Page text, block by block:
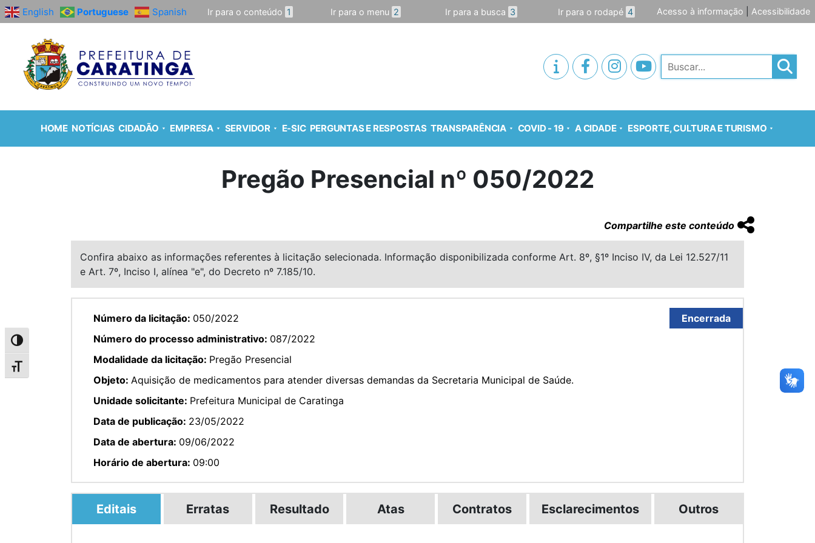
Alternar alto contraste
Alternar tamanho da fonte
English Portuguese Spanish Ir para o conteúdo 1 Ir para o menu 2 Ir para a busca 3 Ir para o rodapé 4 Acesso à informação Acessibilidade
Pesquisar
HOME NOTÍCIAS CIDADÃO EMPRESA SERVIDOR E-SIC PERGUNTAS E RESPOSTAS TRANSPARÊNCIA COVID - 19 A CIDADE ESPORTE, CULTURA E TURISMO
Pregão Presencial nº 050/2022
Compartilhe este conteúdo
Confira abaixo as informações referentes à licitação selecionada. Informação disponibilizada conforme Art. 8º, §1º Inciso IV, da Lei 12.527/11
e Art. 7º, Inciso I, alínea "e", do Decreto nº 7.185/10.
Encerrada
Número da licitação: 050/2022
Número do processo administrativo: 087/2022
Modalidade da licitação: Pregão Presencial
Objeto: Aquisição de medicamentos para atender diversas demandas da Secretaria Municipal de Saúde.
Unidade solicitante: Prefeitura Municipal de Caratinga
Data de publicação: 23/05/2022
Data de abertura: 09/06/2022
Horário de abertura: 09:00
Editais Erratas Resultado Atas Contratos Esclarecimentos Outros